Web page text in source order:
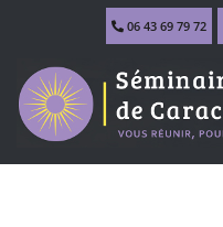
06 43 69 79 72